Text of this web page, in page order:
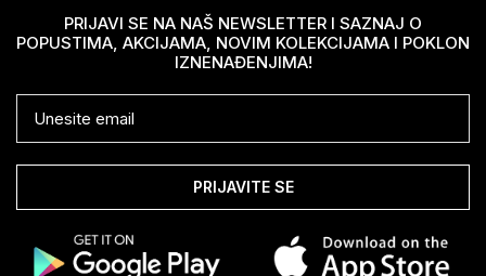
PRIJAVI SE NA NAŠ NEWSLETTER I SAZNAJ O
POPUSTIMA, AKCIJAMA, NOVIM KOLEKCIJAMA I POKLON
IZNENAĐENJIMA!
PRIJAVITE SE